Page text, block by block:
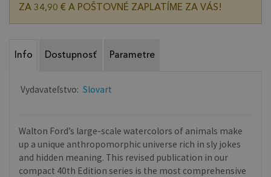
ZA 34,90 € A POŠTOVNÉ ZAPLATÍME ZA VÁS!
Info Dostupnosť Parametre
Vydavateľstvo: Slovart
Walton Ford’s large-scale watercolors of animals make
up a unique anthropomorphic universe rich in sly jokes
and hidden meaning. This revised publication in our
compact 40th Edition series is the most comprehensive